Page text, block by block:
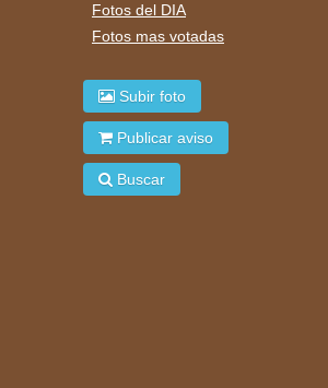
Fotos del DIA
Fotos mas votadas
Subir foto
Publicar aviso
Buscar